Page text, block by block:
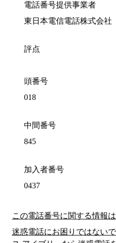
電話番号提供事業者
東日本電信電話株式会社
評点
頭番号
018
中間番号
845
加入者番号
0437
この電話番号に関する情報
迷惑電話にお困りではない